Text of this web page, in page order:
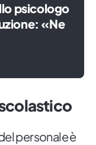
psicologo
«Ne
personale è